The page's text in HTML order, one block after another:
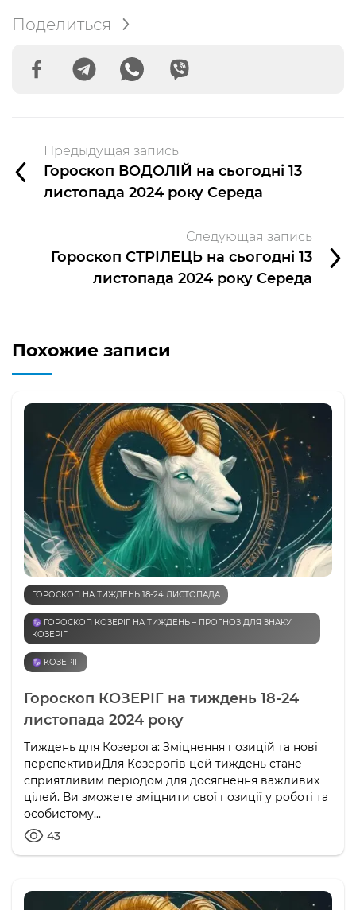
Поделиться
Предыдущая запись
Гороскоп ВОДОЛІЙ на сьогодні 13
листопада 2024 року Середа
Следующая запись
Гороскоп СТРІЛЕЦЬ на сьогодні 13
листопада 2024 року Середа
Похожие записи
ГОРОСКОП НА ТИЖДЕНЬ 18-24 ЛИСТОПАДА
♑️ ГОРОСКОП КОЗЕРІГ НА ТИЖДЕНЬ – ПРОГНОЗ ДЛЯ ЗНАКУ
КОЗЕРІГ
♑️ КОЗЕРІГ
Гороскоп КОЗЕРІГ на тиждень 18-24
листопада 2024 року
Тиждень для Козерога: Зміцнення позицій та нові
перспективиДля Козерогів цей тиждень стане
сприятливим періодом для досягнення важливих
цілей. Ви зможете зміцнити свої позиції у роботі та
особистому...
43